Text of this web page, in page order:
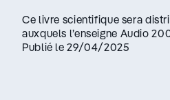
Ce livre scientifique sera
auxquels l’enseigne Audio
Publié le 29/04/2025